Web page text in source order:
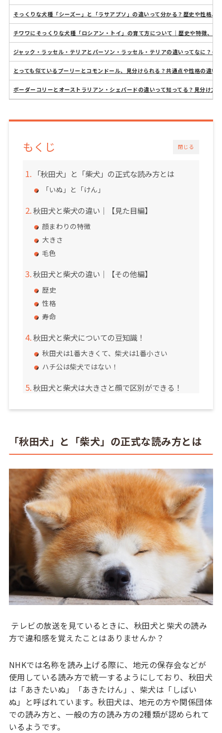
そっくりな犬種「シーズー」と「ラサアプソ」の違いって分かる？歴史や性格、
チワワにそっくりな犬種「ロシアン・トイ」の育て方について｜歴史や特徴、性
ジャック・ラッセル・テリアとパーソン・ラッセル・テリアの違いってなに？そ
とっても似ているプーリーとコモンドール、見分けられる？共通点や性格の違い
ボーダーコリーとオーストラリアン・シェパードの違いって知ってる？見分け方
閉じる
もくじ
「秋田犬」と「柴犬」の正式な読み方とは
「いぬ」と「けん」
秋田犬と柴犬の違い｜【見た目編】
顔まわりの特徴
大きさ
毛色
秋田犬と柴犬の違い｜【その他編】
歴史
性格
寿命
秋田犬と柴犬についての豆知識！
秋田犬は1番大きくて、柴犬は1番小さい
ハチ公は柴犬ではない！
秋田犬と柴犬は大きさと顔で区別ができる！
「秋田犬」と「柴犬」の正式な読み方とは
テレビの放送を見ているときに、秋田犬と柴犬の読み
方で違和感を覚えたことはありませんか？
NHKでは名称を読み上げる際に、地元の保存会などが
使用している読み方で統一するようにしており、秋田犬
は「あきたいぬ」「あきたけん」、柴犬は「しばい
ぬ」と呼ばれています。秋田犬は、地元の方や関係団体
での読み方と、一般の方の読み方の2種類が認められて
いるようです。